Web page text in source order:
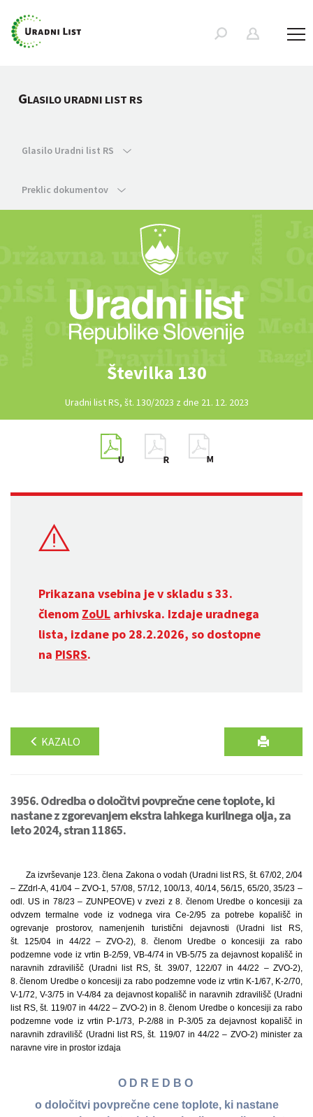
GLASILO URADNI LIST RS
Glasilo Uradni list RS
Preklic dokumentov
Številka 130
Uradni list RS, št. 130/2023 z dne 21. 12. 2023
Prikazana vsebina je v skladu s 33.
členom ZoUL arhivska. Izdaje uradnega
lista, izdane po 28.2.2026, so dostopne
na PISRS.
KAZALO
3956. Odredba o določitvi povprečne cene toplote, ki
nastane z zgorevanjem ekstra lahkega kurilnega olja, za
leto 2024, stran 11865.
Za izvrševanje 123. člena Zakona o vodah (Uradni list RS, št. 67/02, 2/04
– ZZdrl-A, 41/04 – ZVO-1, 57/08, 57/12, 100/13, 40/14, 56/15, 65/20, 35/23 –
odl. US in 78/23 – ZUNPEOVE) v zvezi z 8. členom Uredbe o koncesiji za
odvzem termalne vode iz vodnega vira Ce-2/95 za potrebe kopališč in
ogrevanje prostorov, namenjenih turistični dejavnosti (Uradni list RS,
št. 125/04 in 44/22 – ZVO-2), 8. členom Uredbe o koncesiji za rabo
podzemne vode iz vrtin B-2/59, VB-4/74 in VB-5/75 za dejavnost kopališč in
naravnih zdravilišč (Uradni list RS, št. 39/07, 122/07 in 44/22 – ZVO-2),
8. členom Uredbe o koncesiji za rabo podzemne vode iz vrtin K-1/67, K-2/70,
V-1/72, V-3/75 in V-4/84 za dejavnost kopališč in naravnih zdravilišč (Uradni
list RS, št. 119/07 in 44/22 – ZVO-2) in 8. členom Uredbe o koncesiji za rabo
podzemne vode iz vrtin P-1/73, P-2/88 in P-3/05 za dejavnost kopališč in
naravnih zdravilišč (Uradni list RS, št. 119/07 in 44/22 – ZVO-2) minister za
naravne vire in prostor izdaja
O D R E D B O
o določitvi povprečne cene toplote, ki nastane